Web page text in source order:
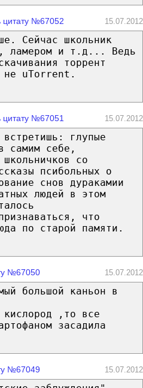
цитату №67052 15.07.2012
Сейчас школьник
ламером и т.д... Ведь
торрент
не uTorrent.
цитату №67051 15.07.2012
глупые
самим себе,
со
псибольных о
снов дуракамии
людей в этом
что
по старой памяти.
№67050 15.07.2012
большой каньон в
,то все
засадила
№67049 15.07.2012